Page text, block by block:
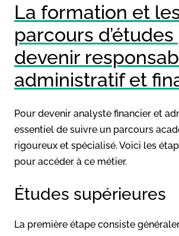
La formation et
parcours
devenir
administratif et
Pour devenir analyste financier et
essentiel de suivre un parcours
rigoureux et spécialisé. Voici les
pour accéder à ce métier.
Études supérieures
La première étape consiste